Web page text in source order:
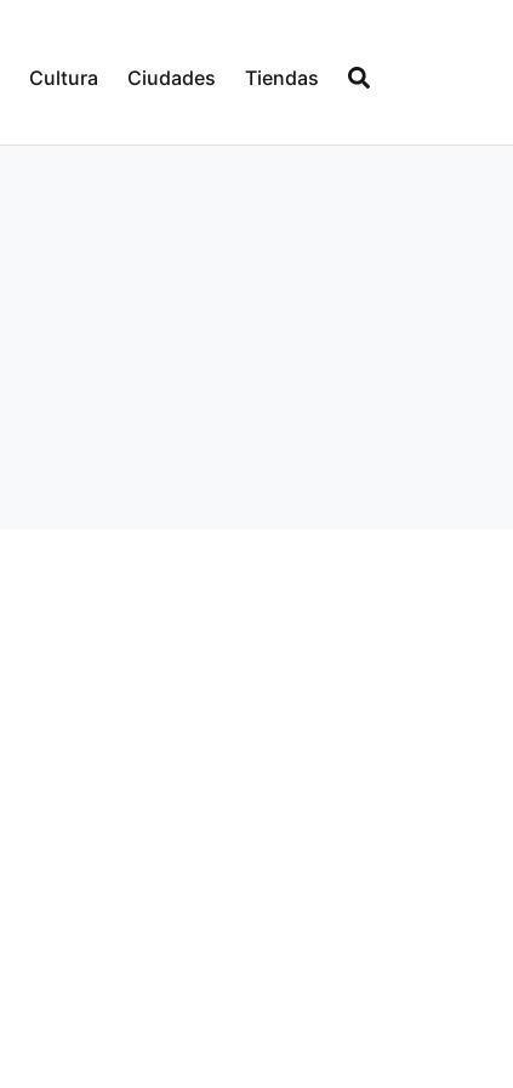
Cultura Ciudades Tiendas